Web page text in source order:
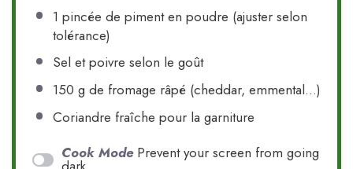
1 pincée de piment en poudre (ajuster selon
tolérance)
Sel et poivre selon le goût
150 g de fromage râpé (cheddar, emmental…)
Coriandre fraîche pour la garniture
Cook Mode Prevent your screen from going